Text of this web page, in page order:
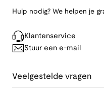
Hulp nodig? We helpen je
Klantenservice
Stuur een e-mail
Veelgestelde vragen